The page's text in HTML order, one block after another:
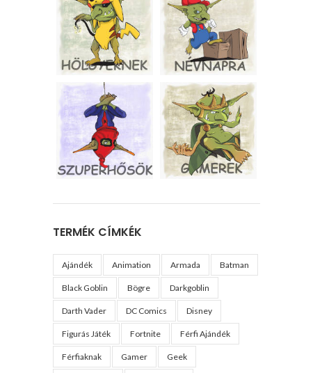
TERMÉK CÍMKÉK
Ajándék Animation Armada Batman
Black Goblin Bögre Darkgoblin
Darth Vader DC Comics Disney
Figurás Játék Fortnite Férfi Ajándék
Férfiaknak Gamer Geek